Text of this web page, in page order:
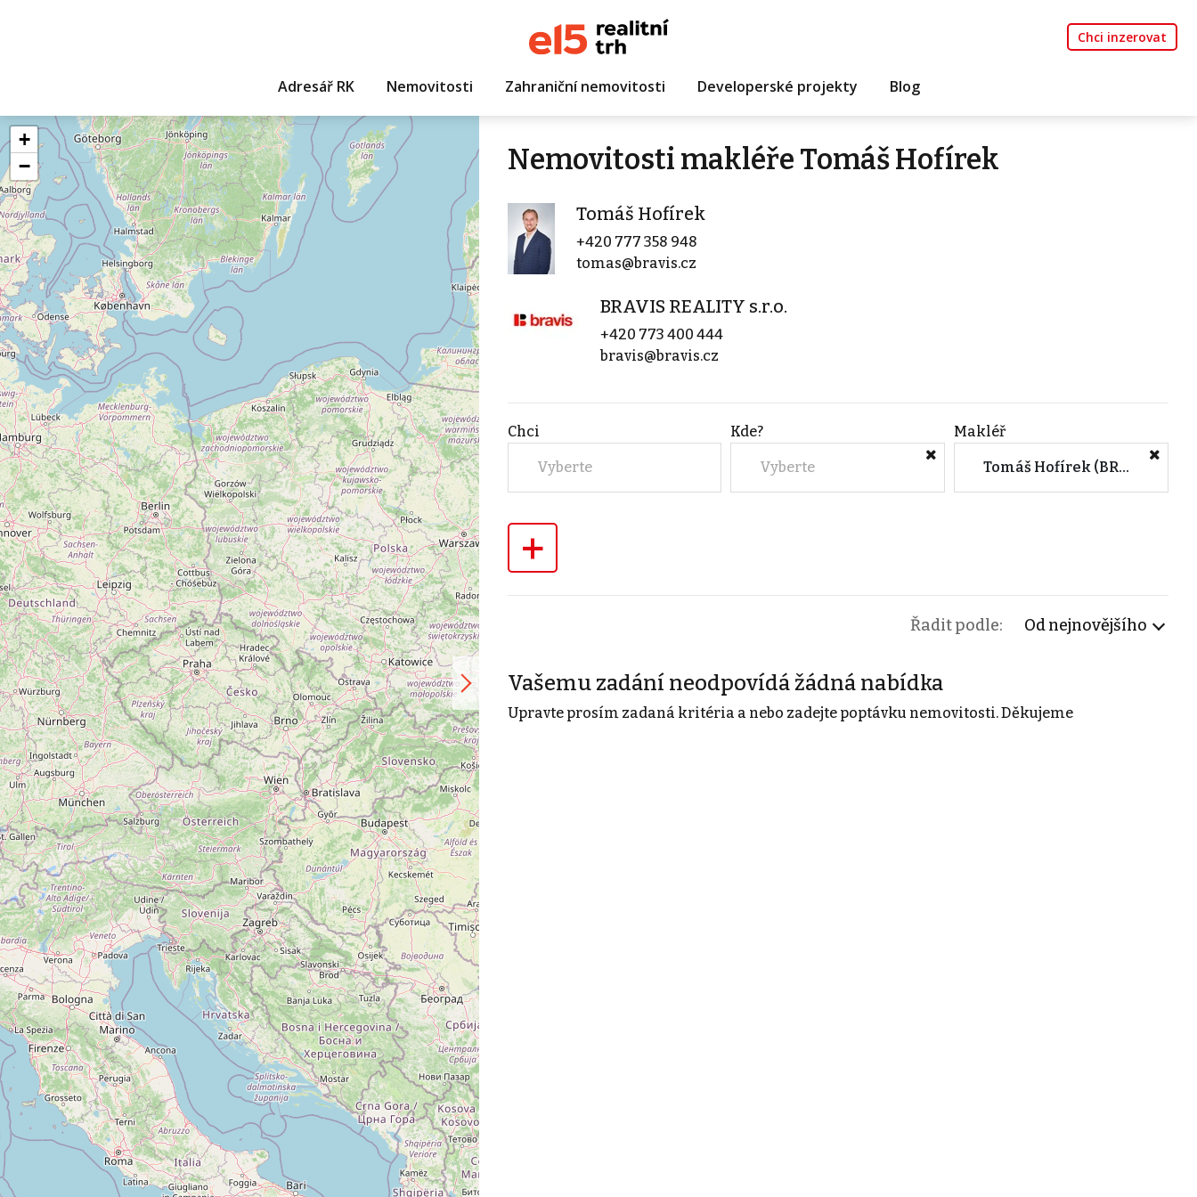
Chci inzerovat
Adresář RK Nemovitosti Zahraniční nemovitosti Developerské projekty Blog
+
−
Nemovitosti makléře Tomáš Hofírek
Tomáš Hofírek
+420 777 358 948
tomas@bravis.cz
BRAVIS REALITY s.r.o.
+420 773 400 444
bravis@bravis.cz
Chci
Vyberte
Kde?
Vyberte
Makléř
Tomáš Hofírek (BRAVIS REALITY s.r.o.)
+
Řadit podle: Od nejnovějšího
Vašemu zadání neodpovídá žádná nabídka
Upravte prosím zadaná kritéria a nebo zadejte poptávku nemovitosti. Děkujeme